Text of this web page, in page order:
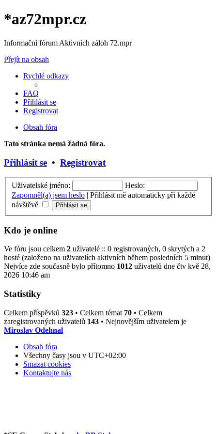
*az72mpr.cz
Informační fórum Aktivních záloh 72.mpr
Přejít na obsah
Rychlé odkazy
FAQ
Přihlásit se
Registrovat
Obsah fóra
Tato stránka nemá žádná fóra.
Přihlásit se • Registrovat
Uživatelské jméno:
Heslo:
Zapomněl(a) jsem heslo | Přihlásit mě automaticky při každé
návštěvě
Kdo je online
Ve fóru jsou celkem 2 uživatelé :: 0 registrovaných, 0 skrytých a 2
hosté (založeno na uživatelích aktivních během posledních 5 minut)
Nejvíce zde současně bylo přítomno 1012 uživatelů dne čtv kvě 28,
2026 10:46 am
Statistiky
Celkem příspěvků 323 • Celkem témat 70 • Celkem
zaregistrovaných uživatelů 143 • Nejnovějším uživatelem je
Miroslav Odehnal
Obsah fóra
Všechny časy jsou v UTC+02:00
Smazat cookies
Kontaktujte nás